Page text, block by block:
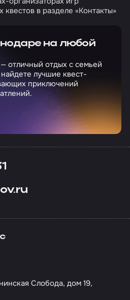
в разделе «Контакты»
на любой
отличный отдых с семьей
лучшие квест-
приключений
Слобода, дом 19,